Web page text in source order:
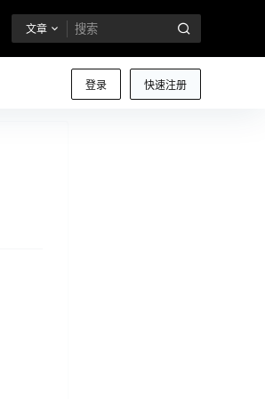
文章
登录 快速注册